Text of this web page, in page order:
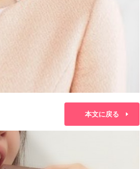
本文に戻る